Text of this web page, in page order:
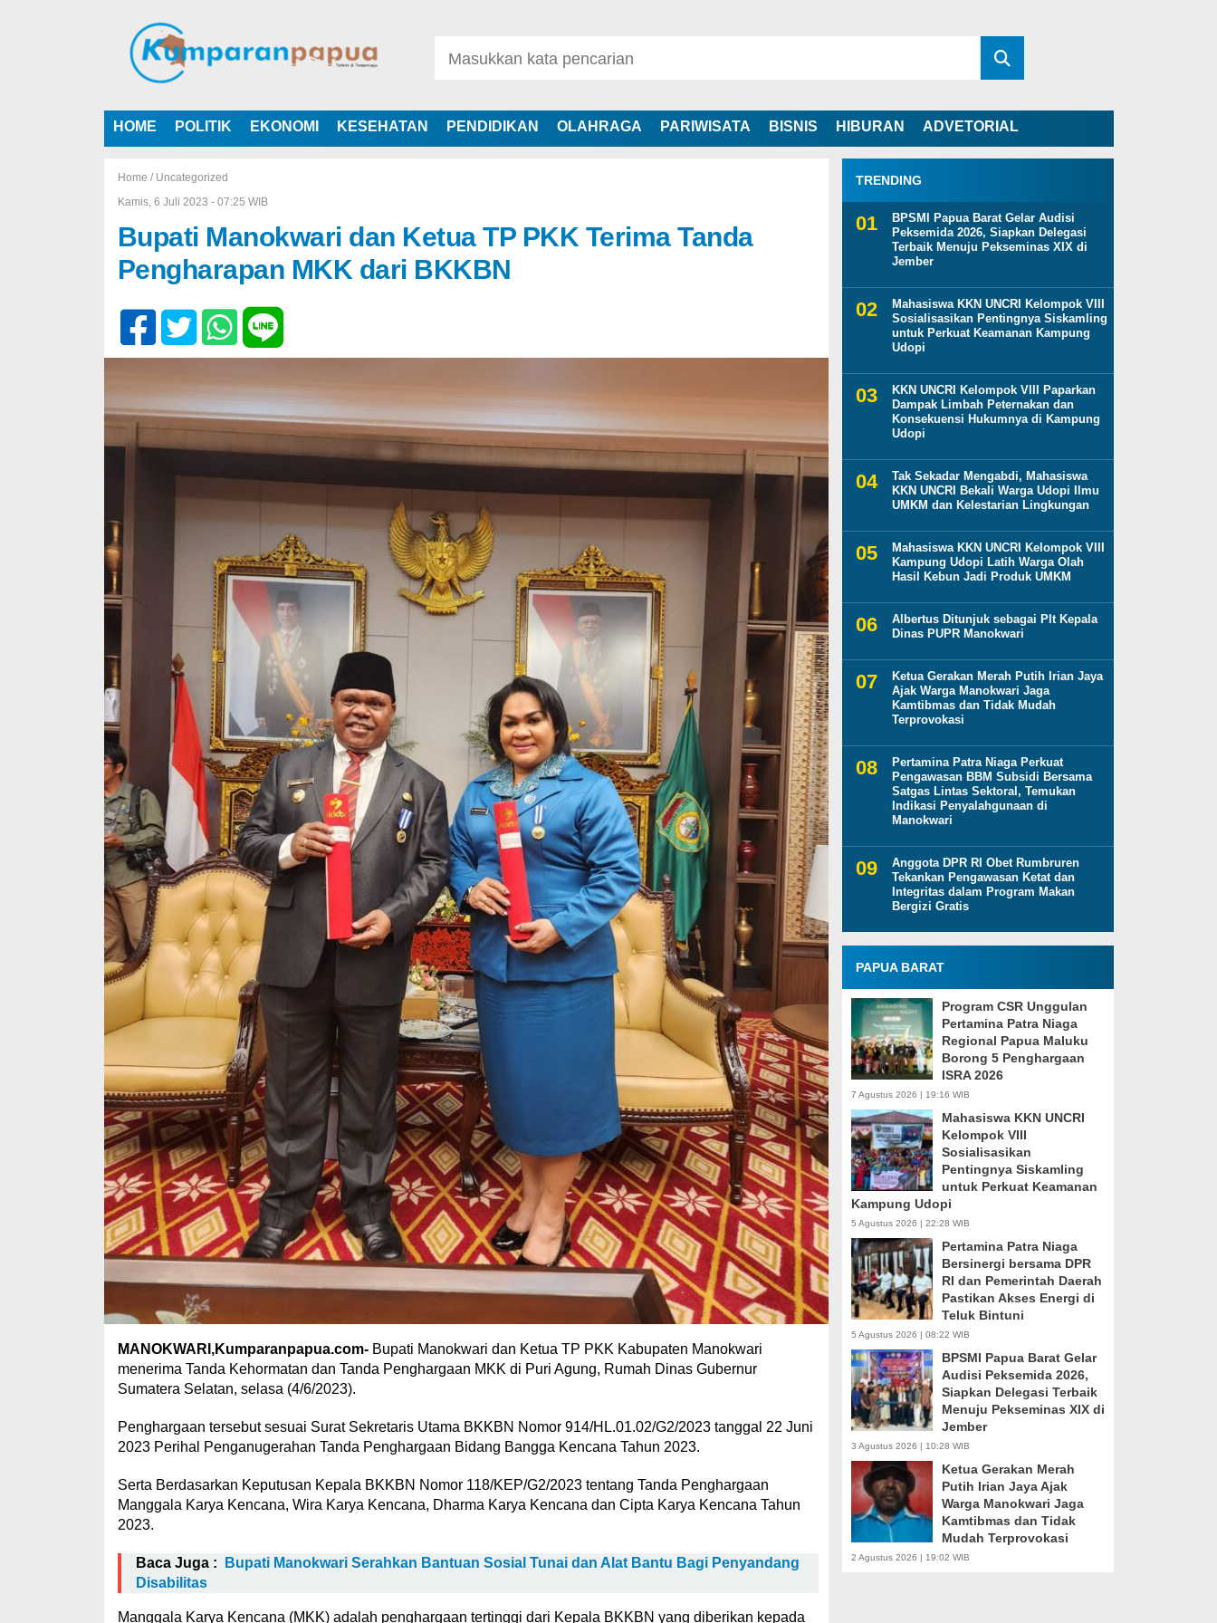
HOME POLITIK EKONOMI KESEHATAN PENDIDIKAN OLAHRAGA PARIWISATA BISNIS HIBURAN ADVETORIAL
Home / Uncategorized
Kamis, 6 Juli 2023 - 07:25 WIB
Bupati Manokwari dan Ketua TP PKK Terima Tanda
Pengharapan MKK dari BKKBN
MANOKWARI,Kumparanpapua.com-Bupati Manokwari dan Ketua TP PKK Kabupaten Manokwari
menerima Tanda Kehormatan dan Tanda Penghargaan MKK di Puri Agung, Rumah Dinas Gubernur
Sumatera Selatan, selasa (4/6/2023).
Penghargaan tersebut sesuai Surat Sekretaris Utama BKKBN Nomor 914/HL.01.02/G2/2023 tanggal 22 Juni
2023 Perihal Penganugerahan Tanda Penghargaan Bidang Bangga Kencana Tahun 2023.
Serta Berdasarkan Keputusan Kepala BKKBN Nomor 118/KEP/G2/2023 tentang Tanda Penghargaan
Manggala Karya Kencana, Wira Karya Kencana, Dharma Karya Kencana dan Cipta Karya Kencana Tahun
2023.
Baca Juga :
Bupati Manokwari Serahkan Bantuan Sosial Tunai dan Alat Bantu Bagi Penyandang
Disabilitas
Manggala Karya Kencana (MKK) adalah penghargaan tertinggi dari Kepala BKKBN yang diberikan kepada
TRENDING
BPSMI Papua Barat Gelar Audisi
Peksemida 2026, Siapkan Delegasi
Terbaik Menuju Pekseminas XIX di
Jember
Mahasiswa KKN UNCRI Kelompok VIII
Sosialisasikan Pentingnya Siskamling
untuk Perkuat Keamanan Kampung
Udopi
KKN UNCRI Kelompok VIII Paparkan
Dampak Limbah Peternakan dan
Konsekuensi Hukumnya di Kampung
Udopi
Tak Sekadar Mengabdi, Mahasiswa
KKN UNCRI Bekali Warga Udopi Ilmu
UMKM dan Kelestarian Lingkungan
Mahasiswa KKN UNCRI Kelompok VIII
Kampung Udopi Latih Warga Olah
Hasil Kebun Jadi Produk UMKM
Albertus Ditunjuk sebagai Plt Kepala
Dinas PUPR Manokwari
Ketua Gerakan Merah Putih Irian Jaya
Ajak Warga Manokwari Jaga
Kamtibmas dan Tidak Mudah
Terprovokasi
Pertamina Patra Niaga Perkuat
Pengawasan BBM Subsidi Bersama
Satgas Lintas Sektoral, Temukan
Indikasi Penyalahgunaan di
Manokwari
Anggota DPR RI Obet Rumbruren
Tekankan Pengawasan Ketat dan
Integritas dalam Program Makan
Bergizi Gratis
PAPUA BARAT
Program CSR Unggulan
Pertamina Patra Niaga
Regional Papua Maluku
Borong 5 Penghargaan
ISRA 2026
7 Agustus 2026 | 19:16 WIB
Mahasiswa KKN UNCRI
Kelompok VIII
Sosialisasikan
Pentingnya Siskamling
untuk Perkuat Keamanan
Kampung Udopi
5 Agustus 2026 | 22:28 WIB
Pertamina Patra Niaga
Bersinergi bersama DPR
RI dan Pemerintah Daerah
Pastikan Akses Energi di
Teluk Bintuni
5 Agustus 2026 | 08:22 WIB
BPSMI Papua Barat Gelar
Audisi Peksemida 2026,
Siapkan Delegasi Terbaik
Menuju Pekseminas XIX di
Jember
3 Agustus 2026 | 10:28 WIB
Ketua Gerakan Merah
Putih Irian Jaya Ajak
Warga Manokwari Jaga
Kamtibmas dan Tidak
Mudah Terprovokasi
2 Agustus 2026 | 19:02 WIB